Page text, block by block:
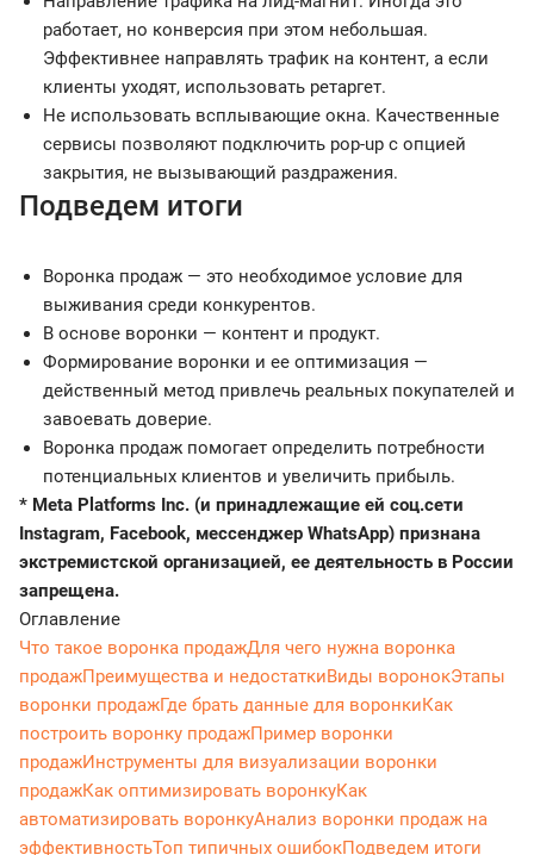
работает, но конверсия при этом небольшая.
Эффективнее направлять трафик на контент, а если
клиенты уходят, использовать ретаргет.
Не использовать всплывающие окна. Качественные
сервисы позволяют подключить pop-up с опцией
закрытия, не вызывающий раздражения.
Подведем итоги
Воронка продаж — это необходимое условие для
выживания среди конкурентов.
В основе воронки — контент и продукт.
Формирование воронки и ее оптимизация —
действенный метод привлечь реальных покупателей и
завоевать доверие.
Воронка продаж помогает определить потребности
потенциальных клиентов и увеличить прибыль.
* Meta Platforms Inc. (и принадлежащие ей соц.сети
Instagram, Facebook, мессенджер WhatsApp) признана
экстремистской организацией, ее деятельность в России
запрещена.
Оглавление
Что такое воронка продажДля чего нужна воронка
продажПреимущества и недостаткиВиды воронокЭтапы
воронки продажГде брать данные для воронкиКак
построить воронку продажПример воронки
продажИнструменты для визуализации воронки
продажКак оптимизировать воронкуКак
автоматизировать воронкуАнализ воронки продаж на
эффективностьТоп типичных ошибокПодведем итоги